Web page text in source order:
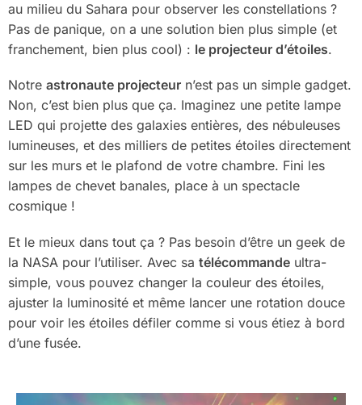
au milieu du Sahara pour observer les constellations ?
Pas de panique, on a une solution bien plus simple (et
franchement, bien plus cool) : le projecteur d’étoiles.
Notre astronaute projecteur n’est pas un simple gadget.
Non, c’est bien plus que ça. Imaginez une petite lampe
LED qui projette des galaxies entières, des nébuleuses
lumineuses, et des milliers de petites étoiles directement
sur les murs et le plafond de votre chambre. Fini les
lampes de chevet banales, place à un spectacle
cosmique !
Et le mieux dans tout ça ? Pas besoin d’être un geek de
la NASA pour l’utiliser. Avec sa télécommande ultra-
simple, vous pouvez changer la couleur des étoiles,
ajuster la luminosité et même lancer une rotation douce
pour voir les étoiles défiler comme si vous étiez à bord
d’une fusée.